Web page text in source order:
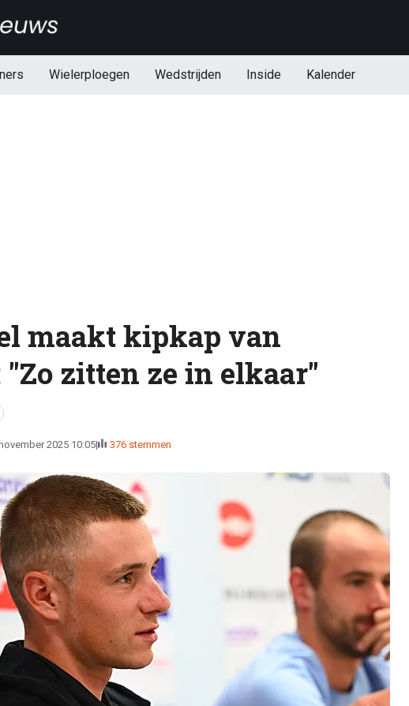
Wielerploegen Wedstrijden Inside Kalender
maakt kipkap van
"Zo zitten ze in elkaar"
2025 10:05 376 stemmen